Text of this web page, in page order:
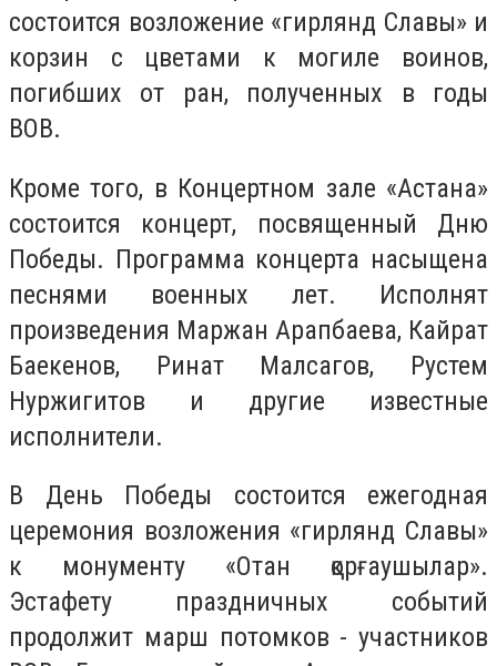
состоится возложение «гирлянд Славы» и
корзин с цветами к могиле воинов,
погибших от ран, полученных в годы
ВОВ.
Кроме того, в Концертном зале «Астана»
состоится концерт, посвященный Дню
Победы. Программа концерта насыщена
песнями военных лет. Исполнят
произведения Маржан Арапбаева, Кайрат
Баекенов, Ринат Малсагов, Рустем
Нуржигитов и другие известные
исполнители.
В День Победы состоится ежегодная
церемония возложения «гирлянд Славы»
к монументу «Отан қорғаушылар».
Эстафету праздничных событий
продолжит марш потомков - участников